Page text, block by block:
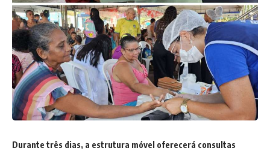
Durante três dias, a estrutura móvel oferecerá consultas